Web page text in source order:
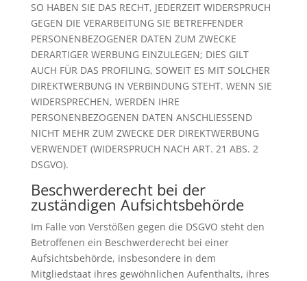
SO HABEN SIE DAS RECHT, JEDERZEIT WIDERSPRUCH
GEGEN DIE VERARBEITUNG SIE BETREFFENDER
PERSONENBEZOGENER DATEN ZUM ZWECKE
DERARTIGER WERBUNG EINZULEGEN; DIES GILT
AUCH FÜR DAS PROFILING, SOWEIT ES MIT SOLCHER
DIREKTWERBUNG IN VERBINDUNG STEHT. WENN SIE
WIDERSPRECHEN, WERDEN IHRE
PERSONENBEZOGENEN DATEN ANSCHLIESSEND
NICHT MEHR ZUM ZWECKE DER DIREKTWERBUNG
VERWENDET (WIDERSPRUCH NACH ART. 21 ABS. 2
DSGVO).
Beschwerde­recht bei der
zuständigen Aufsichts­behörde
Im Falle von Verstößen gegen die DSGVO steht den
Betroffenen ein Beschwerderecht bei einer
Aufsichtsbehörde, insbesondere in dem
Mitgliedstaat ihres gewöhnlichen Aufenthalts, ihres